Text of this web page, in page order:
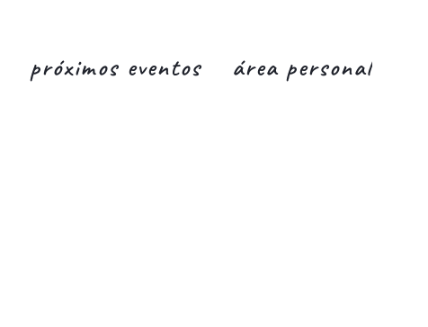
próximos eventos área personal